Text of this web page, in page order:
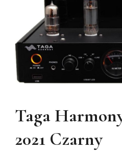
Taga
2021 Czarny